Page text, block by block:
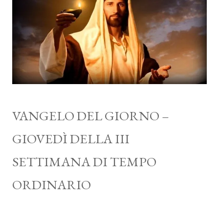
VANGELO DEL GIORNO –
GIOVEDÌ DELLA III
SETTIMANA DI TEMPO
ORDINARIO